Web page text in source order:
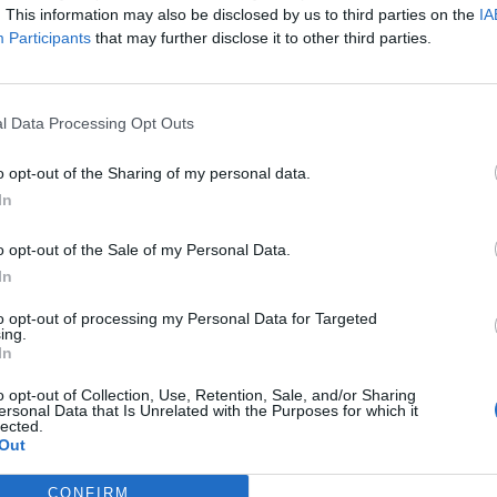
This information may also be disclosed by us to third parties on the
Participants that may further disclose it to other third parties.
Data Processing Opt Outs
opt-out of the Sharing of my personal data.
opt-out of the Sale of my Personal Data.
opt-out of processing my Personal Data for Targeted
opt-out of Collection, Use, Retention, Sale, and/or Sharing
Data that Is Unrelated with the Purposes for which it
CONFIRM
со историски успех и две распродадени
враќа во Македонија, а овој пат дестинацијата е
спектакл на брегот на езерото, каде што во
публиката ќе има можност да ги чуе во живо